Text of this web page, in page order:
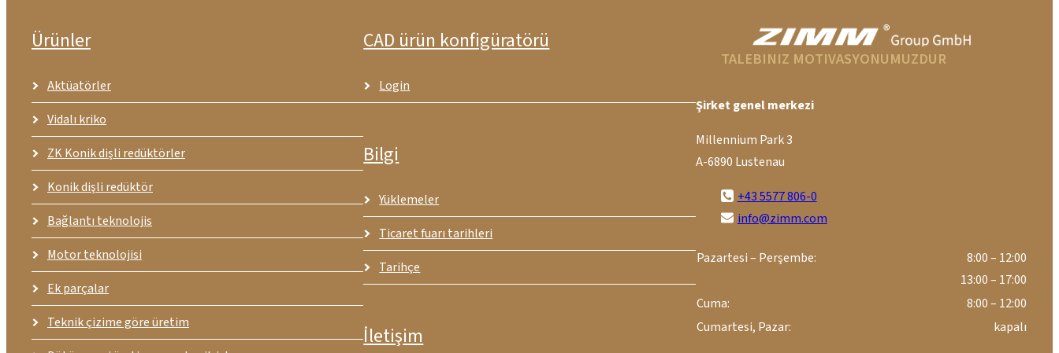
Ürünler
Aktüatörler
Vidalı kriko
ZK Konik dişli redüktörler
Konik dişli redüktör
Bağlantı teknolojis
Motor teknolojisi
Ek parçalar
Teknik çizime göre üretim
CAD ürün konfigüratörü
Login
Bilgi
Yüklemeler
Ticaret fuarı tarihleri
Tarihçe
İletişim
TALEBINIZ MOTIVASYONUMUZDUR
Şirket genel merkezi
Millennium Park 3
A-6890 Lustenau
+43 5577 806-0
info@zimm.com
Pazartesi – Perşembe:
8:00 – 12:00
13:00 – 17:00
Cuma:
8:00 – 12:00
Cumartesi, Pazar:
kapalı